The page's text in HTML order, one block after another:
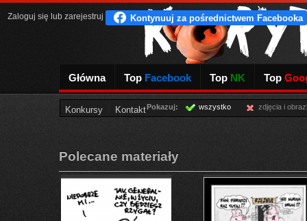
Główna Top Facebook Top NK Top
Konkursy Kontakt
Zaloguj się lub zarejestruj
Pokazuj: wszystko zdjęcia i
Polecane materiały